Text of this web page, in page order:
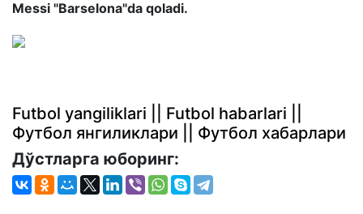
Messi "Barselona"da qoladi.
Futbol yangiliklari || Futbol habarlari ||
Футбол янгиликлари || Футбол хабарлари
Дўстларга юборинг: